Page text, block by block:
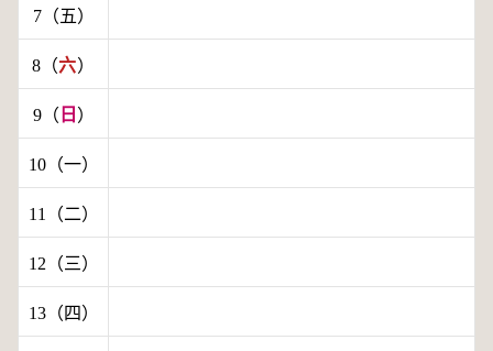
7（五）
8（六）
9（ 日 ）
10（一）
11（二）
12（三）
13（四）